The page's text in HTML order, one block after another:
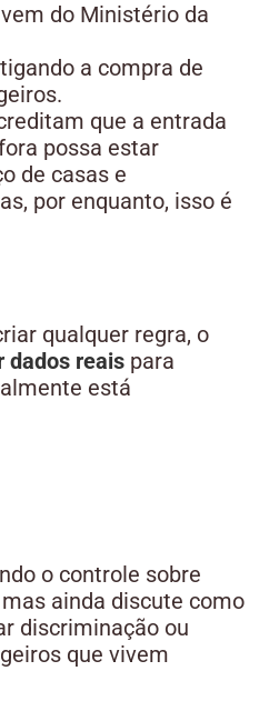
do Ministério da
a compra de
que a entrada
possa estar
de casas e
por enquanto, isso é
qualquer regra, o
dados reaispara
está
o controle sobre
ainda discute como
discriminação ou
que vivem